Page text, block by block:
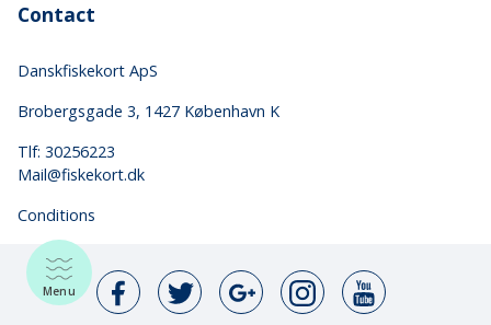
Contact
Danskfiskekort ApS
Brobergsgade 3, 1427 København K
Tlf: 30256223
Mail@fiskekort.dk
Conditions
Menu